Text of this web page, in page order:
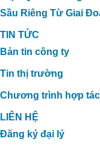
Sầu Riêng Từ Giai
TIN TỨC
Bản tin công ty
Tin thị trường
Chương trình hợp tác
LIÊN HỆ
Đăng ký đại lý